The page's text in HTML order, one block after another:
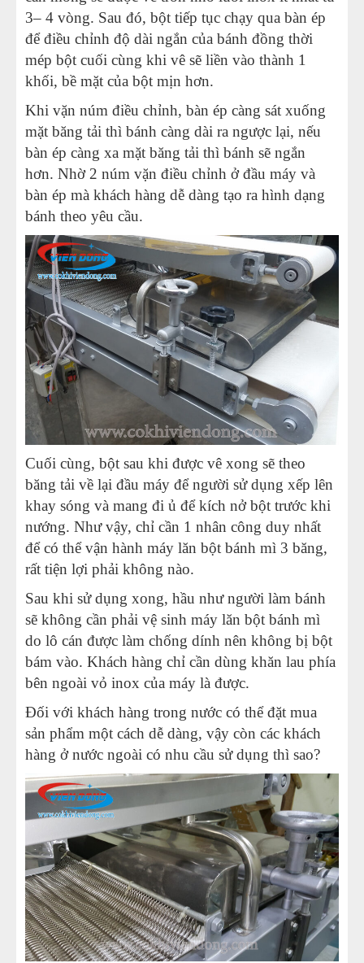
3– 4 vòng. Sau đó, bột tiếp tục chạy qua bàn ép
để điều chỉnh độ dài ngắn của bánh đồng thời
mép bột cuối cùng khi vê sẽ liền vào thành 1
khối, bề mặt của bột mịn hơn.
Khi vặn núm điều chỉnh, bàn ép càng sát xuống
mặt băng tải thì bánh càng dài ra ngược lại, nếu
bàn ép càng xa mặt băng tải thì bánh sẽ ngắn
hơn. Nhờ 2 núm vặn điều chỉnh ở đầu máy và
bàn ép mà khách hàng dễ dàng tạo ra hình dạng
bánh theo yêu cầu.
Cuối cùng, bột sau khi được vê xong sẽ theo
băng tải về lại đầu máy để người sử dụng xếp lên
khay sóng và mang đi ủ để kích nở bột trước khi
nướng. Như vậy, chỉ cần 1 nhân công duy nhất
để có thể vận hành máy lăn bột bánh mì 3 băng,
rất tiện lợi phải không nào.
Sau khi sử dụng xong, hầu như người làm bánh
sẽ không cần phải vệ sinh máy lăn bột bánh mì
do lô cán được làm chống dính nên không bị bột
bám vào. Khách hàng chỉ cần dùng khăn lau phía
bên ngoài vỏ inox của máy là được.
Đối với khách hàng trong nước có thể đặt mua
sản phẩm một cách dễ dàng, vậy còn các khách
hàng ở nước ngoài có nhu cầu sử dụng thì sao?